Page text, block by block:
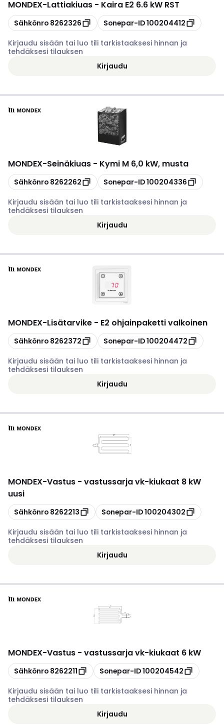
MONDEX-Lattiakiuas - Kaira E2 6.6 kW RST
Kopioi
Sähkönro 8262326 Kopioi
Sonepar-ID100204412
Kirjaudu sisään tai luo tili tarkistaaksesi hinnan ja
tehdäksesi tilauksen
Kirjaudu
MONDEX-Seinäkiuas - Kymi M 6,0 kW, musta
Kopioi
Sähkönro 8262262 Kopioi
Sonepar-ID100204336
Kirjaudu sisään tai luo tili tarkistaaksesi hinnan ja
tehdäksesi tilauksen
Kirjaudu
MONDEX-Lisätarvike - E2 ohjainpaketti valkoinen
Kopioi
Sähkönro 8262372 Kopioi
Sonepar-ID100204472
Kirjaudu sisään tai luo tili tarkistaaksesi hinnan ja
tehdäksesi tilauksen
Kirjaudu
MONDEX-Vastus - vastussarja vk-kiukaat 8 kW
uusi
Kopioi
Sähkönro 8262213 Kopioi
Sonepar-ID100204302
Kirjaudu sisään tai luo tili tarkistaaksesi hinnan ja
tehdäksesi tilauksen
Kirjaudu
MONDEX-Vastus - vastussarja vk-kiukaat 6 kW
Kopioi
Sähkönro 8262211 Kopioi
Sonepar-ID100204542
Kirjaudu sisään tai luo tili tarkistaaksesi hinnan ja
tehdäksesi tilauksen
Kirjaudu